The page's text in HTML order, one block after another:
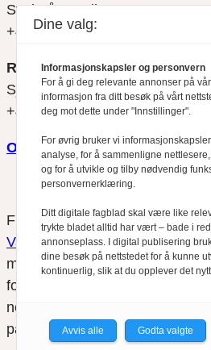
Svein Åge Eriksen
+47 900 79 547
REDAKTØR
Sjur Anda
+47 470 34 460
Om oss
Finansfokus arbeider etter
Varsom-plakatensregler for
medlem av Fagpressen.
for innhold på eksterne
nettsidene. Vi benytter
på våre nettsider.
Dine valg:
Informasjonskapsler og personvern
For å gi deg relevante annonser på
informasjon fra ditt besøk på vårt
deg mot dette under "Innstillinger".
For øvrig bruker vi
analyse, for å sammenligne
og for å utvikle og tilby nødvendig
personvernerklæring.
Ditt digitale fagblad skal være like
trykte bladet alltid har vært – bade i
annonseplass. I digital publisering
dine besøk på nettstedet for å kunne
kontinuerlig, slik at du opplever det
Avvis alle Godta valgte